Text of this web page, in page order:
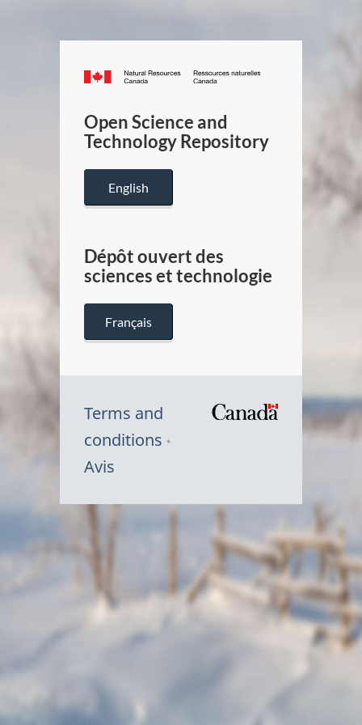
Canada.ca
/
Canada
Open Science and
Technology Repository
English
Dépôt ouvert des
sciences et technologie
Français
Terms and
conditions
Avis
Symbole
Canada